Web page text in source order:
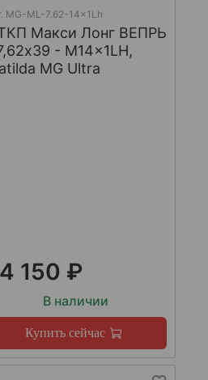
MG-ML-7.62-14x1Lh
Макси Лонг ВЕПРЬ
- M14x1LH,
MG Ultra
150 ₽
В наличии
Купить сейчас